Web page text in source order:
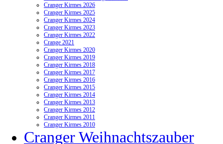
Cranger Kirmes 2026
Cranger Kirmes 2025
Cranger Kirmes 2024
Cranger Kirmes 2023
Cranger Kirmes 2022
Crange 2021
Cranger Kirmes 2020
Cranger Kirmes 2019
Cranger Kirmes 2018
Cranger Kirmes 2017
Cranger Kirmes 2016
Cranger Kirmes 2015
Cranger Kirmes 2014
Cranger Kirmes 2013
Cranger Kirmes 2012
Cranger Kirmes 2011
Cranger Kirmes 2010
Cranger Weihnachtszauber